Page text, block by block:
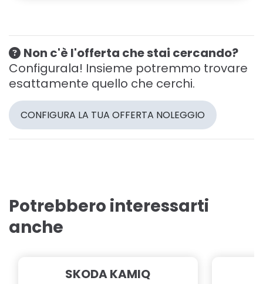
Non c'è l'offerta che stai cercando?
Configurala! Insieme potremmo trovare
esattamente quello che cerchi.
CONFIGURA LA TUA OFFERTA NOLEGGIO
Potrebbero interessarti
anche
SKODA KAMIQ